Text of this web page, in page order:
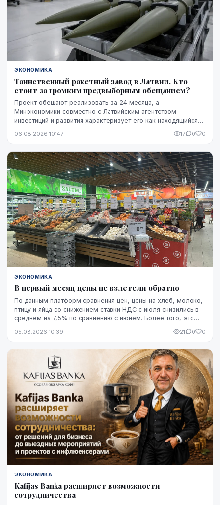
ЭКОНОМИКА
Таинственный ракетный завод в Латвии. Кто
стоит за громким предвыборным обещанием?
Проект обещают реализовать за 24 месяца, а
Минэкономики совместно с Латвийским агентством
инвестиций и развития характеризует его как находящийся
ни модель ракет, ни владелец технологий, ни
необходимого финансирования уже обеспечена и на чем
основан прогноз экспорта.
06.08.2026 10:47 17 0 0
ЭКОНОМИКА
В первый месяц цены не взлетели обратно
По данным платформ сравнения цен, цены на хлеб, молоко,
птицу и яйца со снижением ставки НДС с июля снизились в
среднем на 7,5% по сравнению с июнем. Более того, это
данный момент - до начала августа.
05.08.2026 10:39 21 0 0
ЭКОНОМИКА
Kafijas Banka расширяет возможности
сотрудничества